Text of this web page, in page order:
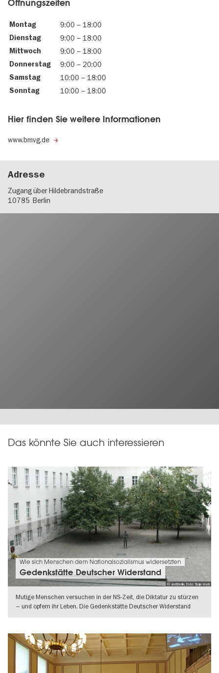
Öffnungszeiten
Montag 9:00 – 18:00
Dienstag 9:00 – 18:00
Mittwoch 9:00 – 18:00
Donnerstag 9:00 – 20:00
Samstag 10:00 – 18:00
Sonntag 10:00 – 18:00
Hier finden Sie weitere Informationen
www.bmvg.de
Adresse
Zugang über Hildebrandstraße
10785 Berlin
Das könnte Sie auch interessieren
© visitBerlin, Foto: Tanja Koch
Wie sich Menschen dem Nationalsozialismus widersetzten
Gedenkstätte Deutscher Widerstand
Mutige Menschen versuchen in der NS-Zeit, die Diktatur zu stürzen
– und opfern ihr Leben. Die Gedenkstätte Deutscher Widerstand